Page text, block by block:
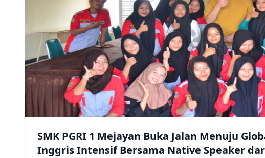
SMK PGRI 1 Mejayan Buka Jalan Menuju
Inggris Intensif Bersama Native Speaker